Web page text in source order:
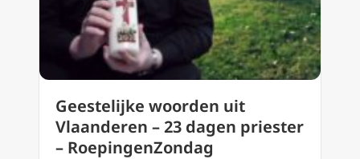
Geestelijke woorden uit
Vlaanderen – 23 dagen priester
– RoepingenZondag